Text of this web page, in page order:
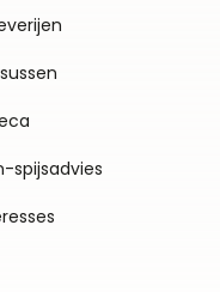
spijsadvies